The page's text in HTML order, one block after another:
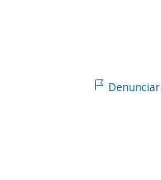
Denunciar